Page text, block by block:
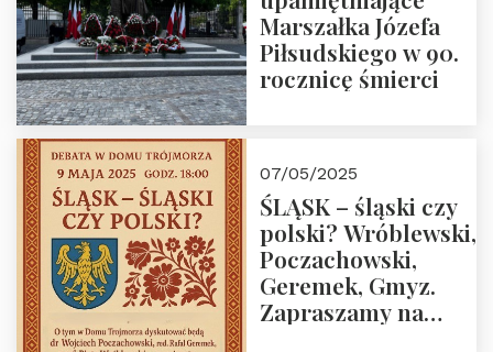
Marszałka Józefa
Piłsudskiego w 90.
rocznicę śmierci
07/05/2025
ŚLĄSK – śląski czy
polski? Wróblewski,
Poczachowski,
Geremek, Gmyz.
Zapraszamy na